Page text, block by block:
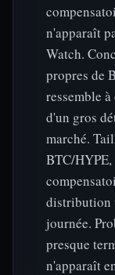
n'apparaît
Watch.
propres de
ressemble
d'un gros
marché.
BTC/HYPE,
distribution
journée.
presque
n'apparaît